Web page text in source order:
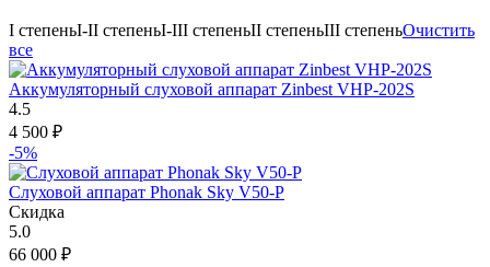
I степеньI-II степеньI-III степеньII степеньIII степеньОчистить
все
Аккумуляторный слуховой аппарат Zinbest VHP-202S
4.5
4 500 ₽
-5%
Слуховой аппарат Phonak Sky V50-P
Скидка
5.0
66 000 ₽